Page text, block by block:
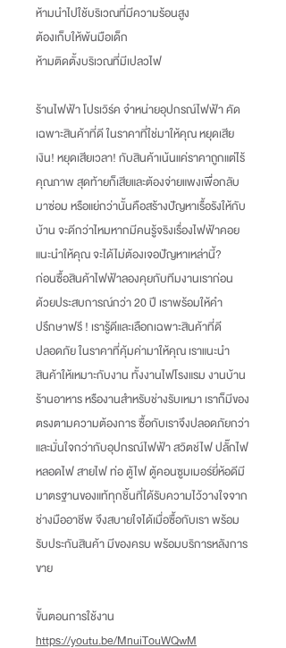
ห้ามนำไปใช้บริเวณที่มีความร้อนสูง
ต้องเก็บให้พ้นมือเด็ก
ห้ามติดตั้งบริเวณที่มีเปลวไฟ
ร้านไฟฟ้า โปรเวิร์ค จำหน่ายอุปกรณ์ไฟฟ้า คัด
เฉพาะสินค้าที่ดี ในราคาที่ใช่มาให้คุณ หยุดเสีย
เงิน!หยุดเสียเวลา!กับสินค้าเน้นแค่ราคาถูกแต่ไร้
คุณภาพ สุดท้ายก็เสียและต้องจ่ายแพงเพื่อกลับ
มาซ่อม หรือแย่กว่านั้นคือสร้างปัญหาเรื้อรังให้กับ
บ้าน จะดีกว่าไหมหากมีคนรู้จริงเรื่องไฟฟ้าคอย
แนะนำให้คุณ จะได้ไม่ต้องเจอปัญหาเหล่านี้?
ก่อนซื้อสินค้าไฟฟ้าลองคุยกับทีมงานเราก่อน
ด้วยประสบการณ์กว่า20ปี เราพร้อมให้คำ
ปรึกษาฟรี! เรารู้ดีและเลือกเฉพาะสินค้าที่ดี
ปลอดภัย ในราคาที่คุ้มค่ามาให้คุณ เราแนะนำ
สินค้าให้เหมาะกับงาน ทั้งงานไฟโรงแรม งานบ้าน
ร้านอาหาร หรืองานสำหรับช่างรับเหมา เราก็มีของ
ตรงตามความต้องการ ซื้อกับเราจึงปลอดภัยกว่า
และมั่นใจกว่ากับอุปกรณ์ไฟฟ้า สวิตช์ไฟ ปลั๊กไฟ
หลอดไฟ สายไฟ ท่อ ตู้ไฟ ตู้คอนซูมเมอร์ยี่ห้อดีมี
มาตรฐานของแท้ทุกชิ้นที่ได้รับความไว้วางใจจาก
ช่างมืออาชีพ จึงสบายใจได้เมื่อซื้อกับเรา พร้อม
รับประกันสินค้า มีของครบ พร้อมบริการหลังการ
ขาย
ขั้นตอนการใช้งาน
https://youtu.be/MnuiTouWQwM